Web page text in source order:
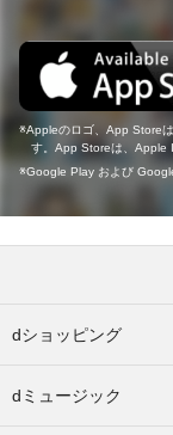
Appleのロゴ、App Store
す。App Storeは、Apple
Google Play および
dショッピング
dミュージック